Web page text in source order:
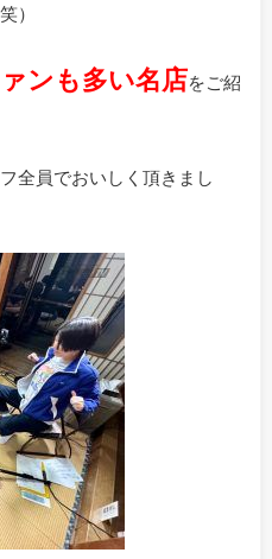
）
ンも多い名店をご紹
全員でおいしく頂きまし